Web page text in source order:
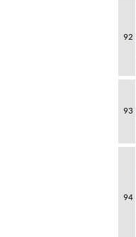
92
93
94